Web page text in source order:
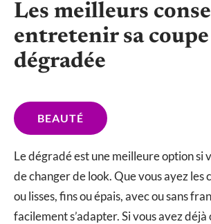
Les meilleurs
entretenir sa
dégradée
BEAUTÉ
Le dégradé est une meilleure option si
de changer de look. Que vous ayez les
ou lisses, fins ou épais, avec ou sans
facilement s’adapter. Si vous avez